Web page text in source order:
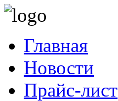
Главная
Новости
Прайс-лист